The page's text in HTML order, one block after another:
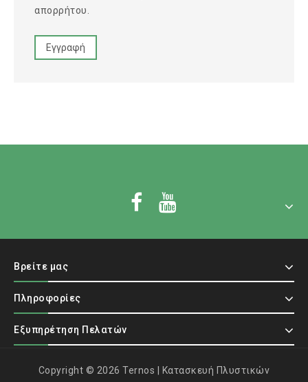
απορρήτου.
Εγγραφή
Βρείτε μας
Πληροφορίες
Εξυπηρέτηση Πελατών
Copyright © 2026 Ternos | Κατασκευή Πλυστικών